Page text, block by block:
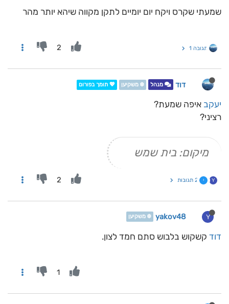
שמעתי שקרס ויקח יום יומיים לתקן מקווה שיהא יותר מהר
תגובה 1 2
דוד מנהל ❄️ משקיען 💖 תומך בפורום
יעקב איפה שמעת?
רציני?
מיקום: בית שמש
Y י 2 תגובות 2
Y
yakov48 ❄️ משקיען
דוד קשקוש בלבוש סתם חמד לצון.
1